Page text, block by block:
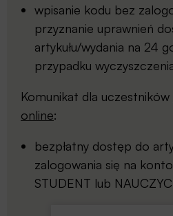
wpisanie kodu bez
przyznanie uprawnień
artykułu/wydania na 24
przypadku
Komunikat dla uczestników
online:
bezpłatny dostęp do
zalogowania się na
STUDENT lub